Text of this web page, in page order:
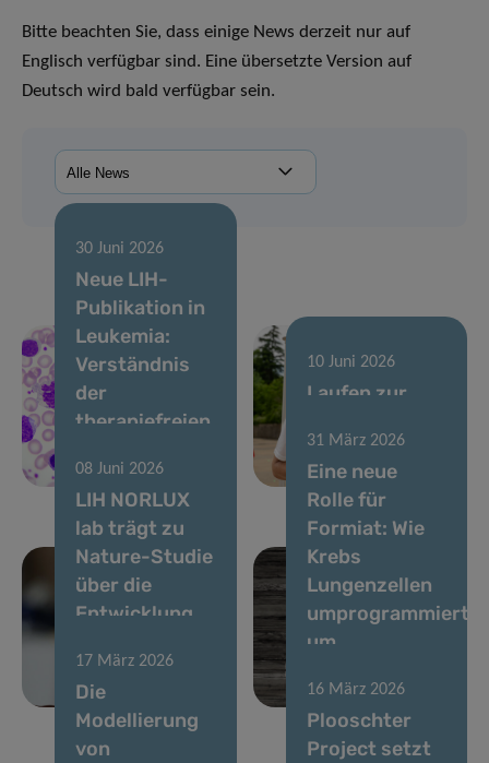
Bitte beachten Sie, dass einige News derzeit nur auf
Englisch verfügbar sind. Eine übersetzte Version auf
Deutsch wird bald verfügbar sein.
30 Juni 2026
Neue LIH-
Publikation in
Leukemia:
Verständnis
der
therapiefreien
CML
10 Juni 2026
Laufen zur
der
Krebsforschung
08 Juni 2026
LIH NORLUX
lab trägt zu
Nature-Studie
über die
Entwicklung
Hirntumoren
bei
31 März 2026
Eine neue
Rolle für
Formiat: Wie
Krebs
Lungenzellen
umprogrammiert,
um
fördern
17 März 2026
Die
Modellierung
von
16 März 2026
Plooschter
Project setzt